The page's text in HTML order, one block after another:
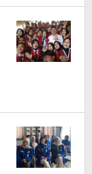
Lesmana